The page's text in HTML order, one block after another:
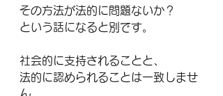
その方法が法的に問題ないか？
という話になると別です。
社会的に支持されることと、
法的に認められることは一致しませ